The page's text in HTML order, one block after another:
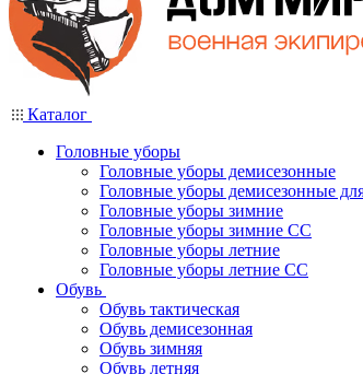
Каталог
Головные уборы
Головные уборы демисезонные
Головные уборы демисезонные
Головные уборы зимние
Головные уборы зимние СС
Головные уборы летние
Головные уборы летние СС
Обувь
Обувь тактическая
Обувь демисезонная
Обувь зимняя
Обувь летняя